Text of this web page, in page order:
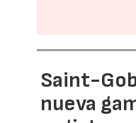
Saint-
nueva